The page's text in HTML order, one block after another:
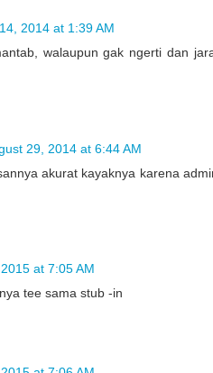
2014 at 1:39 AM
walaupun gak ngerti dan
29, 2014 at 6:44 AM
akurat kayaknya karena
at 7:05 AM
tee sama stub -in